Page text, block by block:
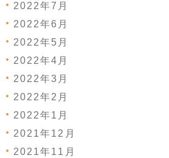
2022年7月
2022年6月
2022年5月
2022年4月
2022年3月
2022年2月
2022年1月
2021年12月
2021年11月